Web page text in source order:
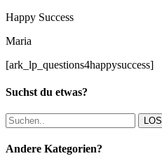
Happy Success
Maria
[ark_lp_questions4happysuccess]
Suchst du etwas?
LOS
Andere Kategorien?